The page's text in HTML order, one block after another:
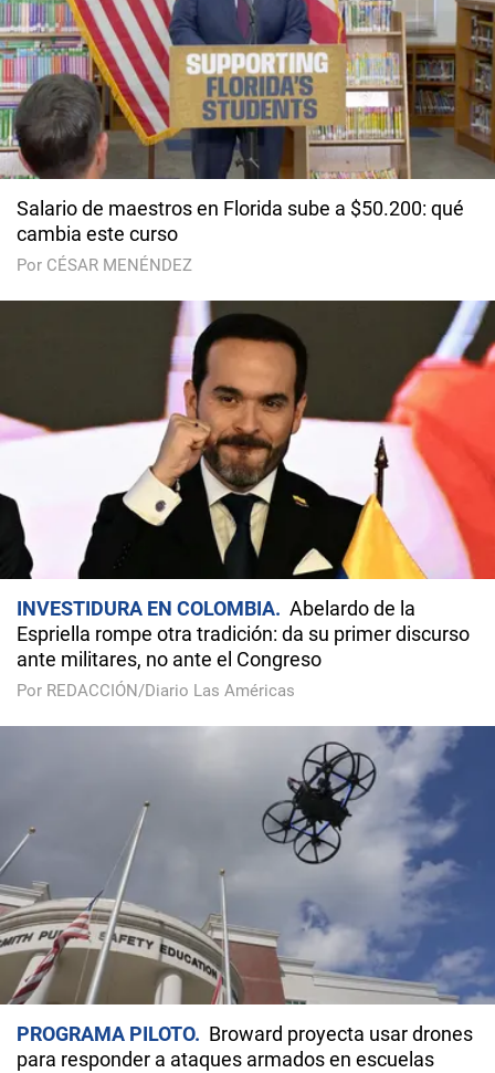
Salario de maestros en Florida sube a $50.200: qué
cambia este curso
Por CÉSAR MENÉNDEZ
INVESTIDURA EN COLOMBIA
Abelardo de la
Espriella rompe otra tradición: da su primer discurso
ante militares, no ante el Congreso
Por REDACCIÓN/Diario Las Américas
PROGRAMA PILOTO
Broward proyecta usar drones
para responder a ataques armados en escuelas